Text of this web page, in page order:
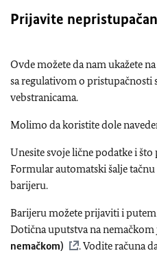
Prijavite
Ovde možete da nam ukažete
sa regulativom o pristupačnosti
vebstranicama.
Molimo da koristite dole
Unesite svoje lične podatke i
Formular automatski šalje
barijeru.
Barijeru možete prijaviti i
Dotična uputstva na nemačkom
nemačkom)
. Vodite računa